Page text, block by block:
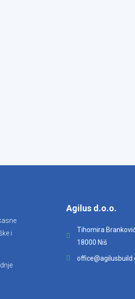
i
Agilus d.o.o.
Tihomira
18000 Niš